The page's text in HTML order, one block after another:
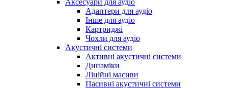
Аксесуари для аудіо
Адаптери для аудіо
Інше для аудіо
Картриджі
Чохли для аудіо
Акустичні системи
Активні акустичні системи
Динаміки
Лінійні масиви
Пасивні акустичні системи